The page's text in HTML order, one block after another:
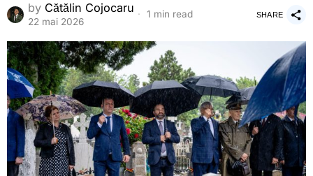
by Cătălin Cojocaru
22 mai 2026
1 min read SHARE